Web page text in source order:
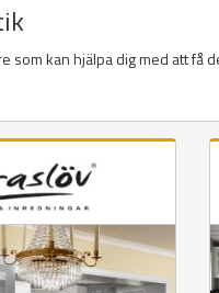
kan hjälpa dig med att få